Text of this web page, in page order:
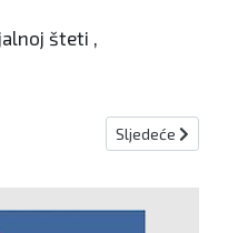
šteti ,
kontrole za 3.12.2022.
Sljedeći
Sljedeće